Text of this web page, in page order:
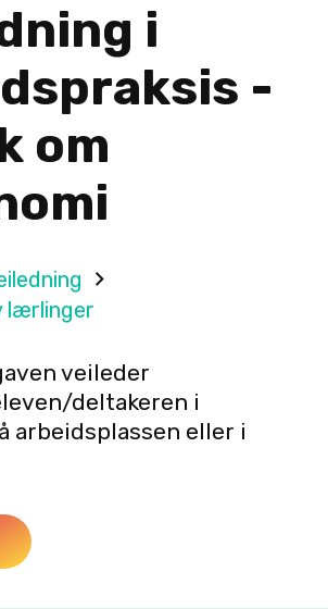
i
-
om
lærlinger
veileder
deltakeren i
arbeidsplassen eller i